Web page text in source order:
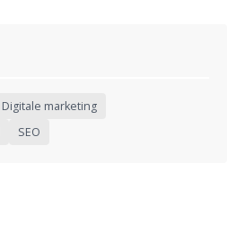
Digitale marketing
SEO